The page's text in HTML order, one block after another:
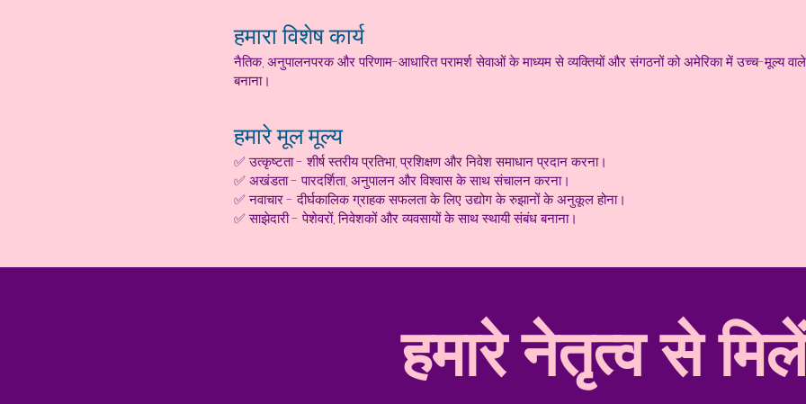
हमारा विशेष कार्य
नैतिक, अनुपालनपरक और परिणाम-आधारित परामर्श सेवाओं के माध्यम से व्यक्तियों और संगठनों को अमेरिका में उच्च-मूल्य
बनाना।
हमारे मूल मूल्य
✅ उत्कृष्टता - शीर्ष स्तरीय प्रतिभा, प्रशिक्षण और निवेश समाधान प्रदान करना।
✅ अखंडता - पारदर्शिता, अनुपालन और विश्वास के साथ संचालन करना।
✅ नवाचार - दीर्घकालिक ग्राहक सफलता के लिए उद्योग के रुझानों के अनुकूल होना।
✅ साझेदारी - पेशेवरों, निवेशकों और व्यवसायों के साथ स्थायी संबंध बनाना।
हमारे नेतृत्व से मिलें